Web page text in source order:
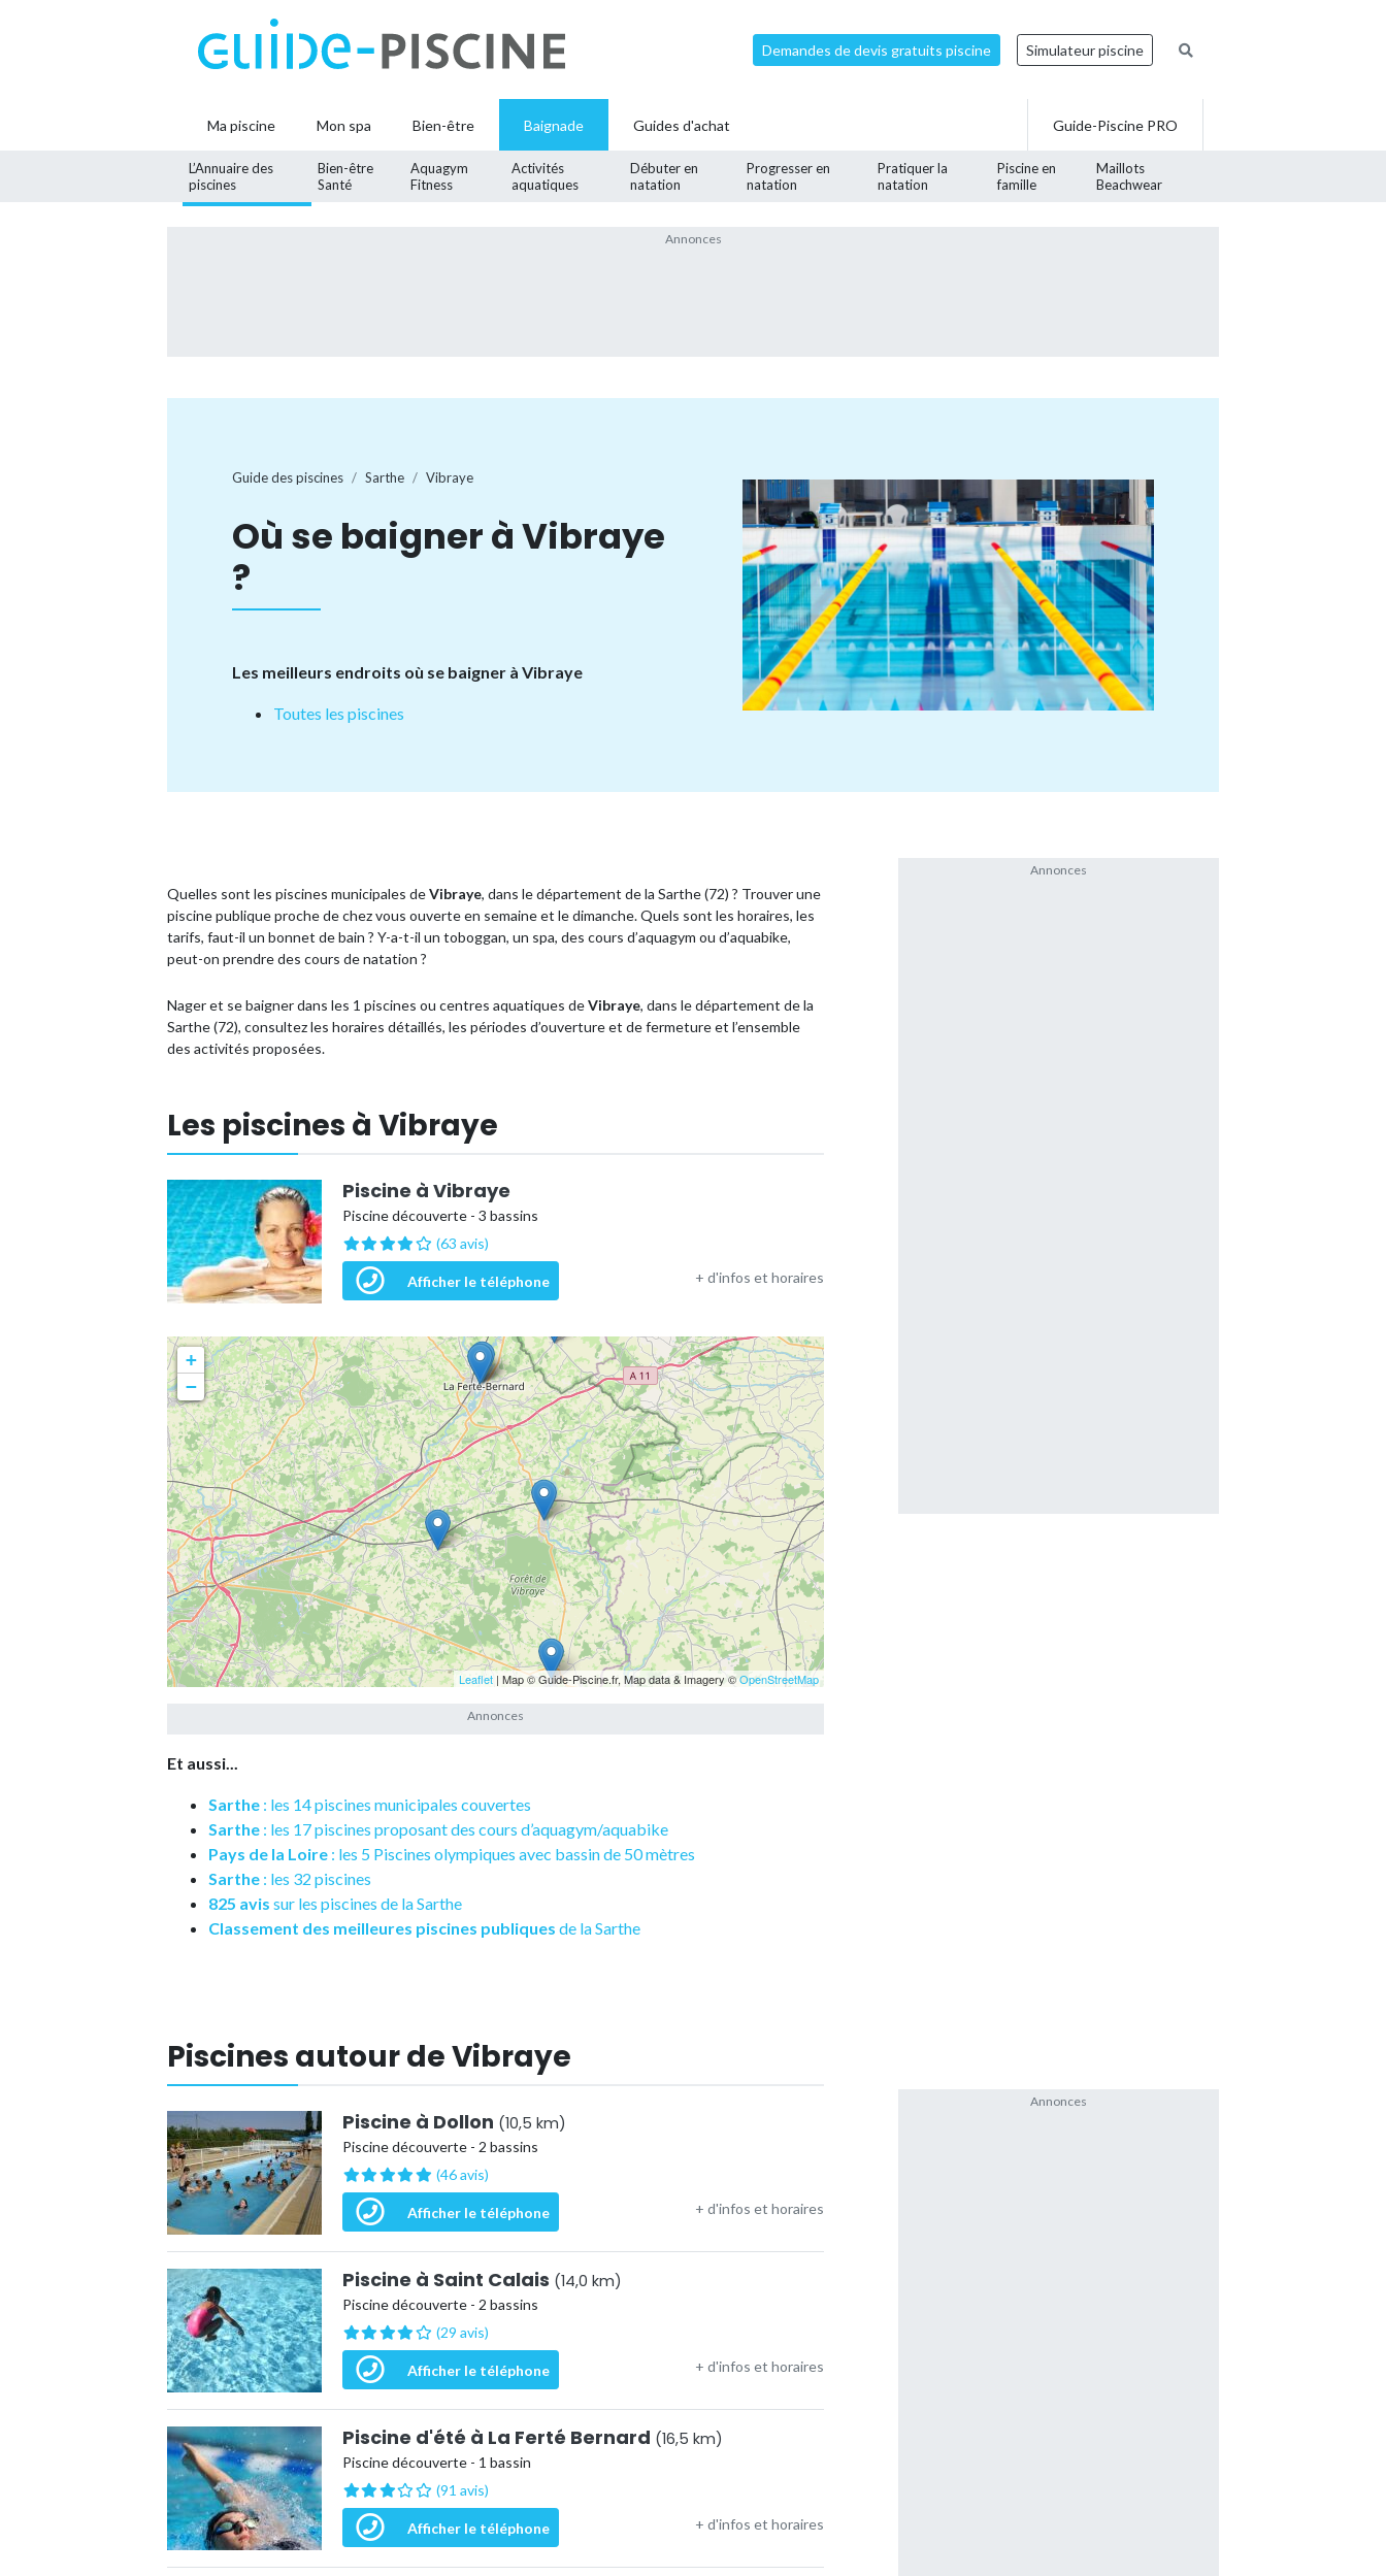
Demandes de devis gratuits piscine Simulateur piscine
Ma piscine Mon spa Bien-être Baignade
L’Annuaire des
piscines
Bien-être
Santé
Aquagym
Fitness
Activités
aquatiques
Débuter en
natation
Progresser en
natation
Pratiquer la
natation
Piscine en
famille
Maillots
Beachwear
Guides d'achat Guide-Piscine PRO
Guide des piscines Sarthe Vibraye
Où se baigner à Vibraye
?
Les meilleurs endroits où se baigner à Vibraye
Toutes les piscines
Quelles sont les piscines municipales deVibraye, dans le département de la Sarthe (72) ? Trouver une
piscine publique proche de chez vous ouverte en semaine et le dimanche. Quels sont les horaires, les
tarifs, faut-il un bonnet de bain ? Y-a-t-il un toboggan, un spa, des cours d’aquagym ou d’aquabike,
peut-on prendre des cours de natation ?
Nager et se baigner dans les 1 piscines ou centres aquatiques deVibraye, dans le département de la
Sarthe (72), consultez les horaires détaillés, les périodes d’ouverture et de fermeture et l’ensemble
des activités proposées.
Les piscines à Vibraye
Piscine à Vibraye
Piscine découverte - 3 bassins
(63 avis)
Afficher le téléphone + d'infos et horaires
+
−
Leaflet | Map © Guide-Piscine.fr, Map data & Imagery ©OpenStreetMap
Et aussi...
Sarthe : les 14 piscines municipales couvertes
Sarthe : les 17 piscines proposant des cours d’aquagym/aquabike
Pays de la Loire : les 5 Piscines olympiques avec bassin de 50 mètres
Sarthe : les 32 piscines
825 avis sur les piscines de la Sarthe
Classement des meilleures piscines publiques de la Sarthe
Piscines autour de Vibraye
Piscine à Dollon (10,5 km)
Piscine découverte - 2 bassins
(46 avis)
Afficher le téléphone + d'infos et horaires
Piscine à Saint Calais (14,0 km)
Piscine découverte - 2 bassins
(29 avis)
Afficher le téléphone + d'infos et horaires
Piscine d'été à La Ferté Bernard (16,5 km)
Piscine découverte - 1 bassin
(91 avis)
Afficher le téléphone + d'infos et horaires